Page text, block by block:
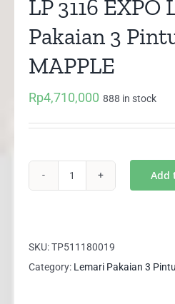
LP 3116 EXPO
Pakaian 3
MAPPLE
Rp4,710,000 888 in stock
Lemari
Pakaian
Add
SKU:TP511180019
Category: Lemari Pakaian 3 Pintu